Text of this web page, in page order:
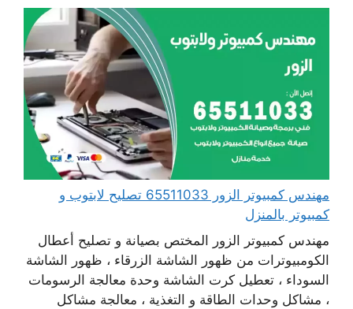
مهندس كمبيوتر الزور 65511033 تصليح لابتوب و
كمبيوتر بالمنزل
مهندس كمبيوتر الزور المختص بصيانة و تصليح أعطال
الكومبيوترات من ظهور الشاشة الزرقاء ، ظهور الشاشة
السوداء ، تعطيل كرت الشاشة وحدة معالجة الرسومات
، مشاكل وحدات الطاقة و التغذية ، معالجة مشاكل